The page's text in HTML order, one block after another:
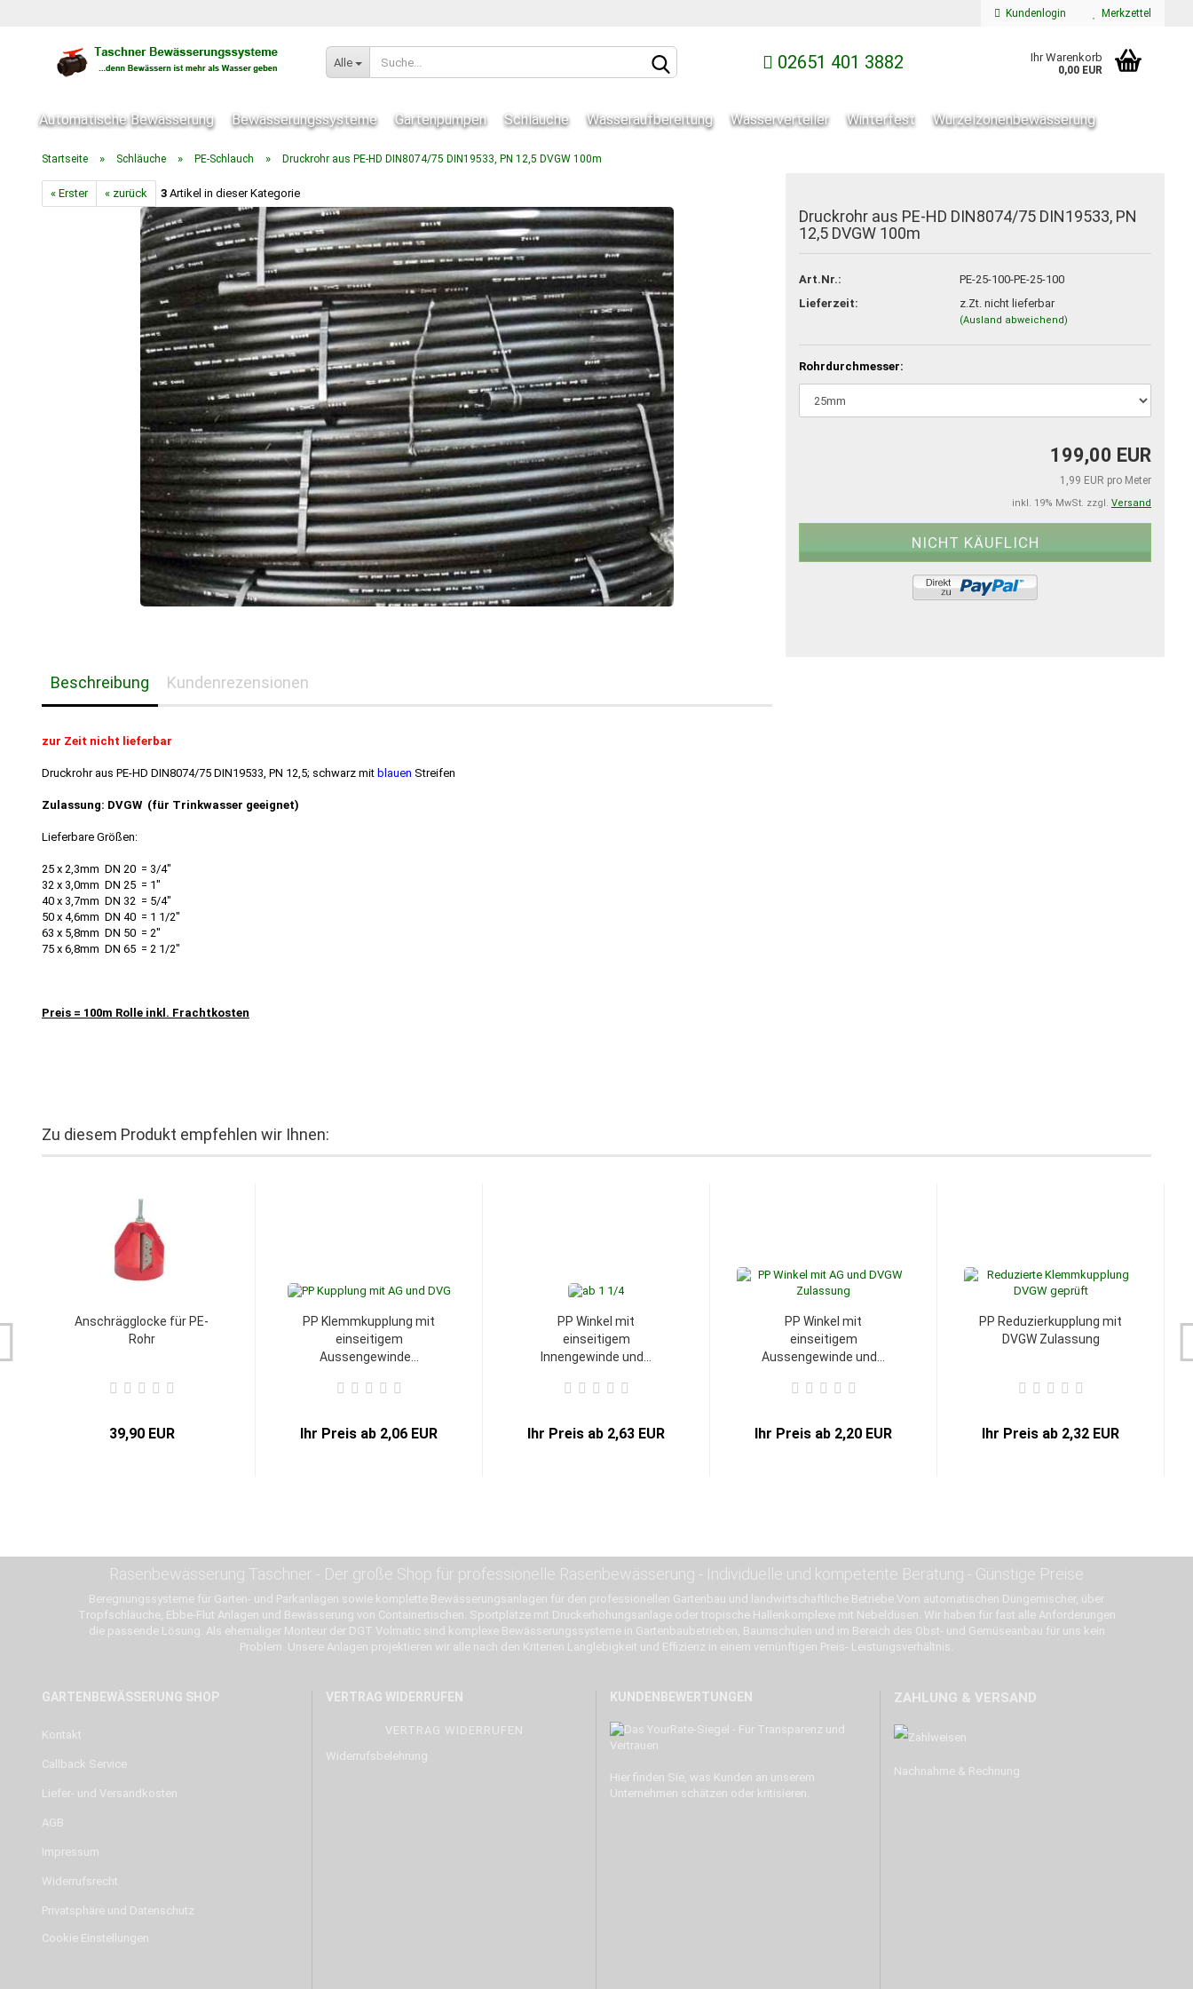
Kundenlogin
Konto erstellen
Passwort vergessen?
Merkzettel
Alle 02651 401 3882 Ihr Warenkorb
0,00 EUR
Automatische Bewässerung Bewässerungssysteme Gartenpumpen Schläuche Wasseraufbereitung Wasserverteiler Winterfest Wurzelzonenbewässerung
Startseite » Schläuche » PE-Schlauch » Druckrohr aus PE-HD DIN8074/75 DIN19533, PN 12,5 DVGW 100m
« Erster « zurück 3 Artikel in dieser Kategorie
Druckrohr aus PE-HD DIN8074/75 DIN19533, PN
12,5 DVGW 100m
Art.Nr.:
PE-25-100-PE-25-100
Lieferzeit:
z.Zt. nicht lieferbar
(Ausland abweichend)
Rohrdurchmesser:
199,00 EUR
1,99 EUR pro Meter
inkl. 19% MwSt. zzgl. Versand
Beschreibung Kundenrezensionen
zur Zeit nicht lieferbar
Druckrohr aus PE-HD DIN8074/75 DIN19533, PN 12,5; schwarz mit blauen Streifen
Zulassung: DVGW (für Trinkwasser geeignet)
Lieferbare Größen:
25 x 2,3mm DN 20 = 3/4"
32 x 3,0mm DN 25 = 1"
40 x 3,7mm DN 32 = 5/4"
50 x 4,6mm DN 40 = 1 1/2"
63 x 5,8mm DN 50 = 2"
75 x 6,8mm DN 65 = 2 1/2"
Preis = 100m Rolle inkl. Frachtkosten
Zu diesem Produkt empfehlen wir Ihnen:
Anschrägglocke für PE-
Rohr
39,90 EUR
PP Klemmkupplung mit
einseitigem
Aussengewinde...
Ihr Preis ab 2,06 EUR
PP Winkel mit
einseitigem
Innengewinde und...
Ihr Preis ab 2,63 EUR
PP Winkel mit
einseitigem
Aussengewinde und...
Ihr Preis ab 2,20 EUR
PP Reduzierkupplung mit
DVGW Zulassung
Ihr Preis ab 2,32 EUR
Rasenbewässerung Taschner - Der große Shop für professionelle Rasenbewässerung - Individuelle und kompetente Beratung - Günstige Preise
Beregnungssysteme für Garten- und Parkanlagen sowie komplette Bewässerungsanlagen für den professionellen Gartenbau und landwirtschaftliche Betriebe.Vom automatischen Düngemischer, über
Tropfschläuche, Ebbe-Flut Anlagen und Bewässerung von Containertischen. Sportplätze mit Druckerhöhungsanlage oder tropische Hallenkomplexe mit Nebeldüsen. Wir haben für fast alle Anforderungen
die passende Lösung. Als ehemaliger Monteur der DGT Volmatic sind komplexe Bewässerungssysteme in Gartenbaubetrieben, Baumschulen und im Bereich des Obst- und Gemüseanbau für uns kein
Problem. Unsere Anlagen projektieren wir alle nach den Kriterien Langlebigkeit und Effizienz in einem vernünftigen Preis- Leistungsverhältnis.
GARTENBEWÄSSERUNG SHOP
Kontakt
Callback Service
Liefer- und Versandkosten
AGB
Impressum
Widerrufsrecht
Privatsphäre und Datenschutz
Cookie Einstellungen
VERTRAG WIDERRUFEN
VERTRAG WIDERRUFEN
Widerrufsbelehrung
KUNDENBEWERTUNGEN
Hier finden Sie, was Kunden an unserem
Unternehmen schätzen oder kritisieren.
ZAHLUNG & VERSAND
Nachnahme & Rechnung